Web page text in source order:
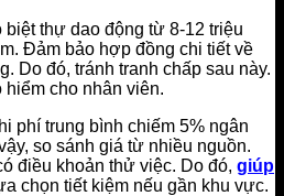
thự dao động từ 8-12 triệu
Đảm bảo hợp đồng chi tiết về
Do đó, tránh tranh chấp sau này.
hiểm cho nhân viên.
phí trung bình chiếm 5% ngân
so sánh giá từ nhiều nguồn.
điều khoản thử việc. Do đó, giúp
chọn tiết kiệm nếu gần khu vực.